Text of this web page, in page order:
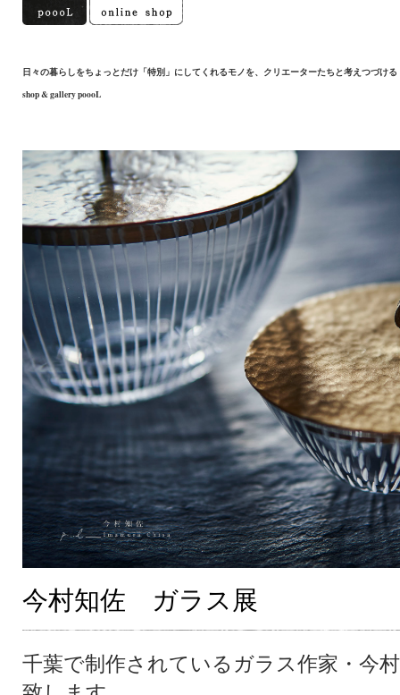
日々の暮らしをちょっとだけ「特別」にしてくれるモノを、クリエーターたちと考えつづける
shop & gallery poooL
今村知佐 ガラス展
千葉で制作されているガラス作家・今